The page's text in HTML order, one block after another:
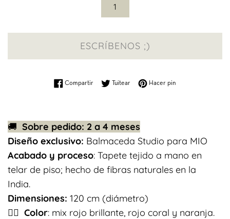
ESCRÍBENOS ;)
Compartir Compartir en Facebook
Tuitear Tuitear en Twitter
Hacer pin
🚚 Sobre pedido: 2 a 4 meses
Diseño exclusivo: Balmaceda Studio para MIO
Acabado y proceso: Tapete tejido a mano en
telar de piso; hecho de fibras naturales en la
India.
Dimensiones: 120 cm (diámetro)
👉🏽 Color: mix rojo brillante, rojo coral y naranja.